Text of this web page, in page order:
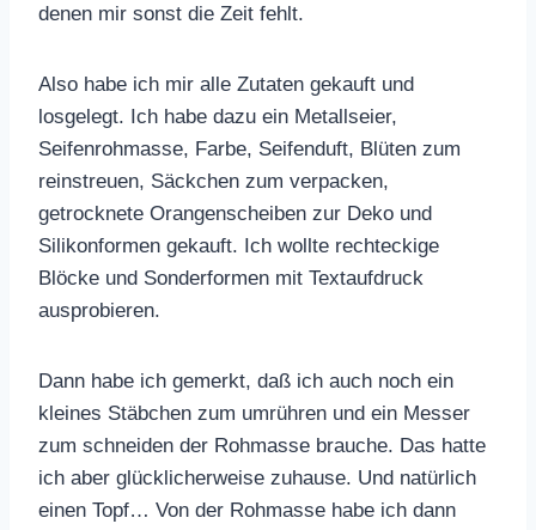
denen mir sonst die Zeit fehlt.
Also habe ich mir alle Zutaten gekauft und
losgelegt. Ich habe dazu ein Metallseier,
Seifenrohmasse, Farbe, Seifenduft, Blüten zum
reinstreuen, Säckchen zum verpacken,
getrocknete Orangenscheiben zur Deko und
Silikonformen gekauft. Ich wollte rechteckige
Blöcke und Sonderformen mit Textaufdruck
ausprobieren.
Dann habe ich gemerkt, daß ich auch noch ein
kleines Stäbchen zum umrühren und ein Messer
zum schneiden der Rohmasse brauche. Das hatte
ich aber glücklicherweise zuhause. Und natürlich
einen Topf… Von der Rohmasse habe ich dann